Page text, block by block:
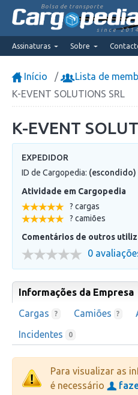
Bolsa de transporte
since 2014
Assinaturas Sobre
Início
Lista de
K-EVENT SOLUTIONS SRL
K-EVENT
EXPEDIDOR
ID de Cargopedia: (escondido)
Atividade em Cargopedia
? cargas
? camiões
Comentários de outros
0
Informações da Empresa
Cargas
? Camiões ?
Incidentes 0
Para visualizar as
é necessário